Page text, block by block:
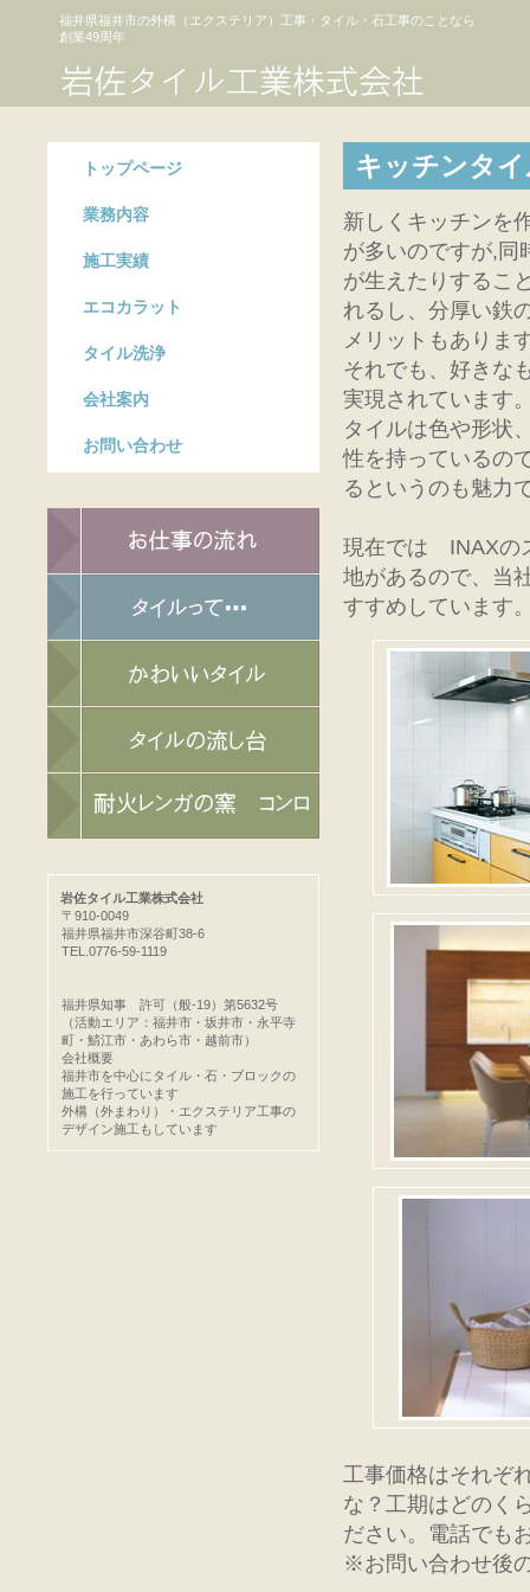
福井県福井市の外構（エクステリア）工事・タイル・石工事のことなら
創業49周年
キッチンタ
新しくキッチンを
が多いのですが,同
が生えたりするこ
れるし、分厚い鉄
メリットもありま
それでも、好きな
実現されています
タイルは色や形状
性を持っているの
るというのも魅力
現在では INAXの
地があるので、当
すすめしています
工事価格はそれぞ
な？工期はどのく
ださい。電話でも
※お問い合わせ後
トップページ
業務内容
施工実績
エコカラット
タイル洗浄
会社案内
お問い合わせ
岩佐タイル工業株式会社
〒910-0049
福井県福井市深谷町38-6
TEL.0776-59-1119
福井県知事 許可（般-19）第5632号
（活動エリア：福井市・坂井市・永平寺
町・鯖江市・あわら市・越前市）
会社概要
福井市を中心にタイル・石・ブロックの
施工を行っています
外構（外まわり）・エクステリア工事の
デザイン施工もしています